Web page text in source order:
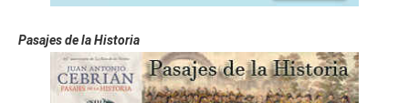
Pasajes de la Historia